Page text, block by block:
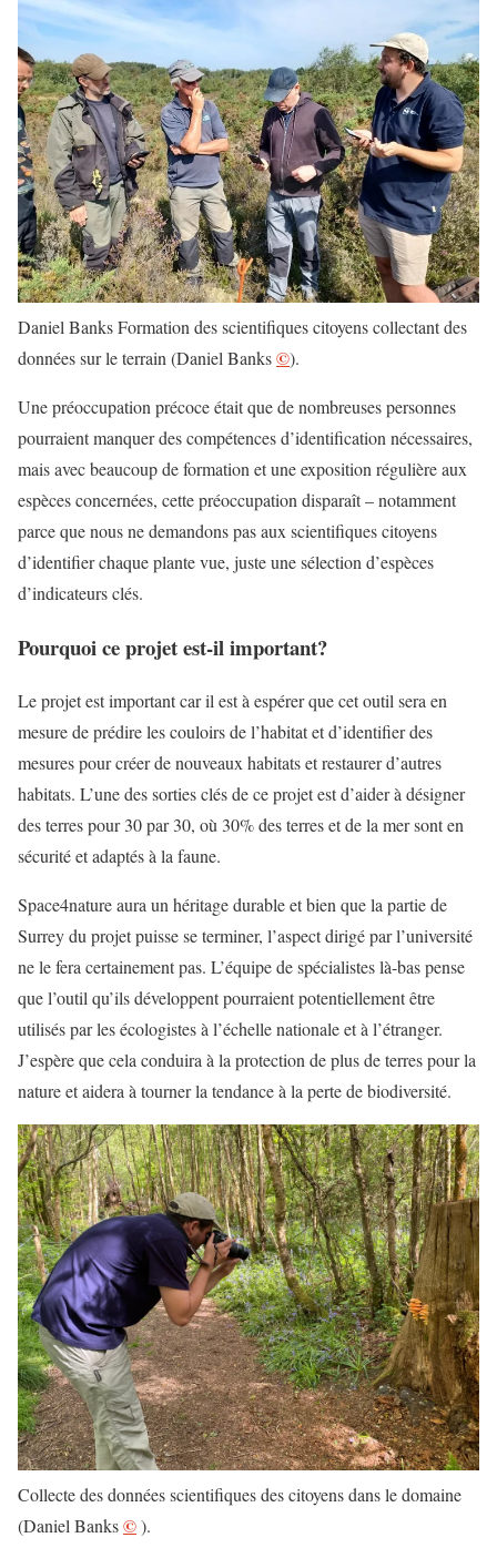
Daniel Banks Formation des scientifiques citoyens collectant des
données sur le terrain (Daniel Banks©).
Une préoccupation précoce était que de nombreuses personnes
pourraient manquer des compétences d’identification nécessaires,
mais avec beaucoup de formation et une exposition régulière aux
espèces concernées, cette préoccupation disparaît – notamment
parce que nous ne demandons pas aux scientifiques citoyens
d’identifier chaque plante vue, juste une sélection d’espèces
d’indicateurs clés.
Pourquoi ce projet est-il important?
Le projet est important car il est à espérer que cet outil sera en
mesure de prédire les couloirs de l’habitat et d’identifier des
mesures pour créer de nouveaux habitats et restaurer d’autres
habitats. L’une des sorties clés de ce projet est d’aider à désigner
des terres pour 30 par 30, où 30% des terres et de la mer sont en
sécurité et adaptés à la faune.
Space4nature aura un héritage durable et bien que la partie de
Surrey du projet puisse se terminer, l’aspect dirigé par l’université
ne le fera certainement pas. L’équipe de spécialistes là-bas pense
que l’outil qu’ils développent pourraient potentiellement être
utilisés par les écologistes à l’échelle nationale et à l’étranger.
J’espère que cela conduira à la protection de plus de terres pour la
nature et aidera à tourner la tendance à la perte de biodiversité.
Collecte des données scientifiques des citoyens dans le domaine
(Daniel Banks©).